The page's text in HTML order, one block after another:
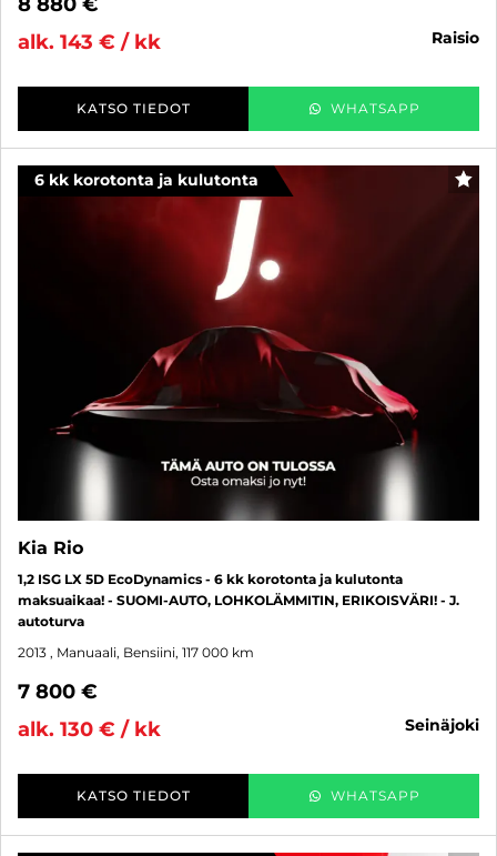
alk. 143 € / kk
raisio
KATSO TIEDOT WHATSAPP
6 kk korotonta ja kulutonta
Kia Rio
1,2 ISG LX 5D EcoDynamics - 6 kk korotonta ja kulutonta
maksuaikaa! - SUOMI-AUTO, LOHKOLÄMMITIN, ERIKOISVÄRI! - J.
autoturva
2013 , Manuaali, Bensiini, 117 000 km
7 800 €
alk. 130 € / kk
seinäjoki
KATSO TIEDOT WHATSAPP